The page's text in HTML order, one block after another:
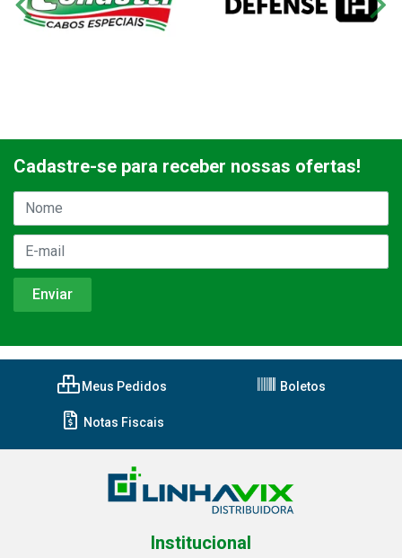
Cadastre-se para receber nossas ofertas!
Meus Pedidos Boletos
Notas Fiscais
Institucional